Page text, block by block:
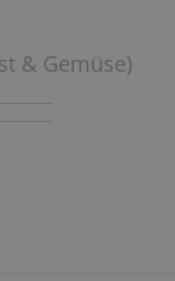
& Gemüse)